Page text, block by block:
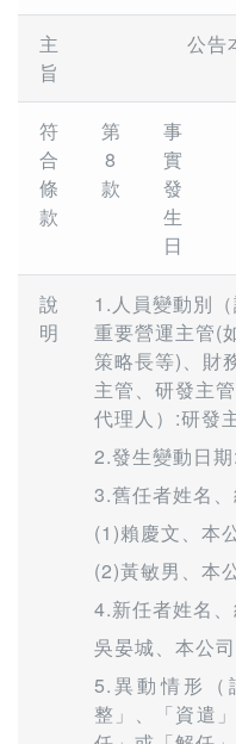
主
旨
公告
符
合
條
款
第
8
款
事
實
發
生
日
說
明
1.人員變動別
重要營運主管(
策略長等)、財
主管、研發主
代理人）:研發
2.發生變動日
3.舊任者姓名
(1)賴慶文、本
(2)黃敏男、本
4.新任者姓名
吳晏城、本公
5.異動情形（
整」、「資遣